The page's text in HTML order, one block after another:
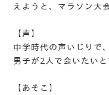
えようと、マラソン大
【声】
中学時代の声いじりで
男子が2人で会いたいと
【あそこ】